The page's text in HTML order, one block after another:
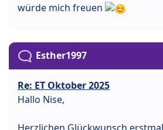
würde mich freuen
Esther1997
Re: ET Oktober 2025
Hallo Nise,